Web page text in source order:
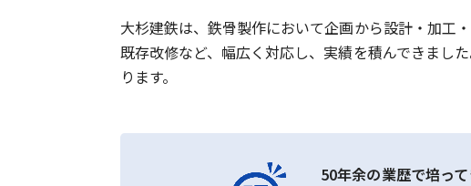
大杉建鉄は、鉄骨製作において企画から設計・加工
既存改修など、幅広く対応し、実績を積んできまし
ります。
50年余の業歴で培っ